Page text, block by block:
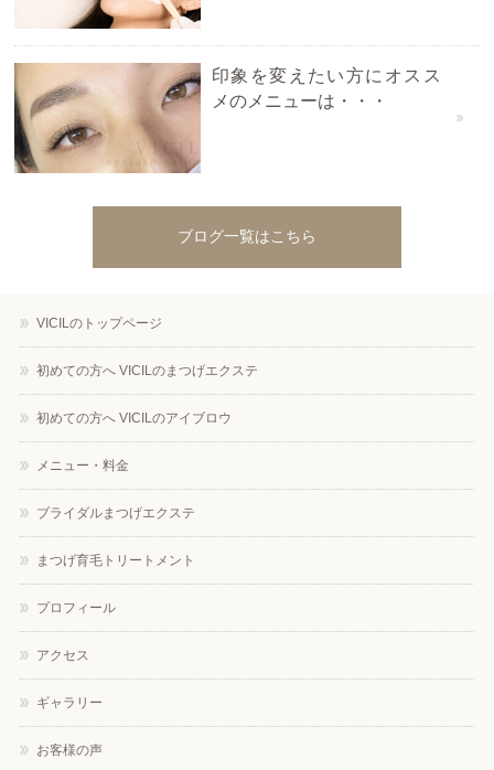
印象を変えたい方にオスス
メのメニューは・・・
ブログ一覧はこちら
VICILのトップページ
初めての方へ VICILのまつげエクステ
初めての方へ VICILのアイブロウ
メニュー・料金
ブライダルまつげエクステ
まつげ育毛トリートメント
プロフィール
アクセス
ギャラリー
お客様の声